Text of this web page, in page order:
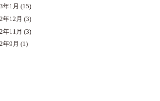
年1月 (15)
年12月 (3)
年11月 (3)
年9月 (1)